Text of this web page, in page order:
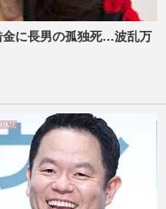
金に長男の孤独死…波乱万